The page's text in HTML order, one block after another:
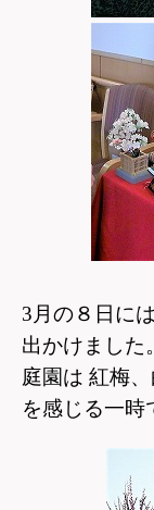
3月の８日に
出かけました。
庭園は 紅梅
を感じる一時